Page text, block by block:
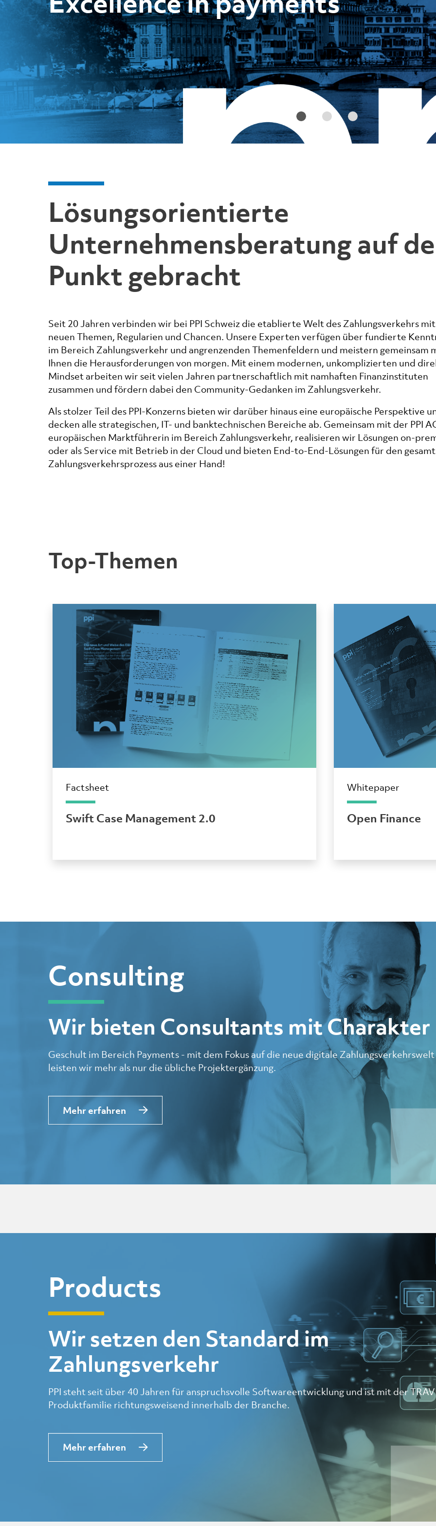
Lösungs­orientierte
Unternehmens­beratung auf
Punkt gebracht
Seit 20 Jahren verbinden wir bei PPI Schweiz die etablierte Welt des Zahlungsverkehrs mit
neuen Themen, Regularien und Chancen. Unsere Experten verfügen über fundierte
im Bereich Zahlungsverkehr und angrenzenden Themenfeldern und meistern gemeinsam
Ihnen die Herausforderungen von morgen. Mit einem modernen, unkomplizierten und
Mindset arbeiten wir seit vielen Jahren partnerschaftlich mit namhaften Finanzinstituten
zusammen und fördern dabei den Community-Gedanken im Zahlungsverkehr.
Als stolzer Teil des PPI-Konzerns bieten wir darüber hinaus eine europäische Perspektive
decken alle strategischen, IT- und banktechnischen Bereiche ab. Gemeinsam mit der PPI
europäischen Marktführerin im Bereich Zahlungsverkehr, realisieren wir Lösungen on-
oder als Service mit Betrieb in der Cloud und bieten End-to-End-Lösungen für den
Zahlungsverkehrsprozess aus einer Hand!
Top-Themen
Factsheet
Swift Case Management 2.0
Whitepaper
Open Finance
Consulting
Wir bieten Consultants mit Charakter
Geschult im Bereich Payments - mit dem Fokus auf die neue digitale
leisten wir mehr als nur die übliche Projektergänzung.
Mehr erfahren
Products
Wir setzen den Standard im
Zahlungsverkehr
PPI steht seit über 40 Jahren für anspruchsvolle Softwareentwicklung und ist mit der
Produktfamilie richtungsweisend innerhalb der Branche.
Mehr erfahren